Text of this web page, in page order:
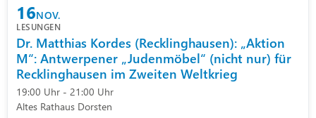
16NOV.
LESUNGEN
Dr. Matthias Kordes (Recklinghausen): „Aktion
M“: Antwerpener „Judenmöbel“ (nicht nur) für
Recklinghausen im Zweiten Weltkrieg
19:00 Uhr - 21:00 Uhr
Altes Rathaus Dorsten